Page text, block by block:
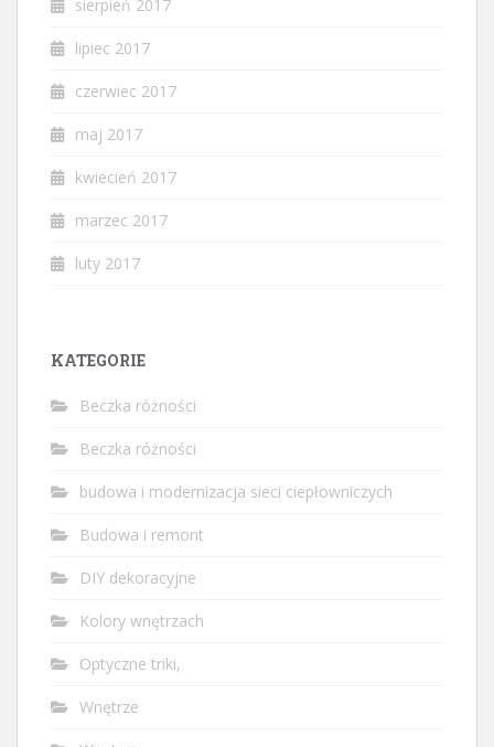
sierpień 2017
lipiec 2017
czerwiec 2017
maj 2017
kwiecień 2017
marzec 2017
luty 2017
KATEGORIE
Beczka różności
Beczka różności
budowa i modernizacja sieci ciepłowniczych
Budowa i remont
DIY dekoracyjne
Kolory wnętrzach
Optyczne triki,
Wnętrze